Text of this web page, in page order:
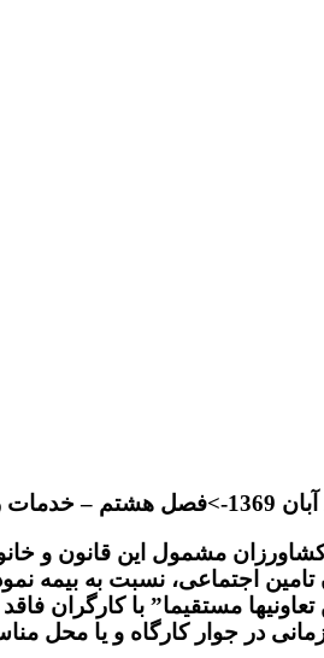
->فصل هشتم – خدمات
تعاونیها مستقیما” با
در جوار کارگاه و یا محل